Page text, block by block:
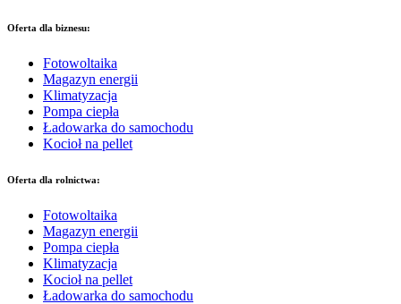
Oferta dla biznesu:
Fotowoltaika
Magazyn energii
Klimatyzacja
Pompa ciepła
Ładowarka do samochodu
Kocioł na pellet
Oferta dla rolnictwa:
Fotowoltaika
Magazyn energii
Pompa ciepła
Klimatyzacja
Kocioł na pellet
Ładowarka do samochodu